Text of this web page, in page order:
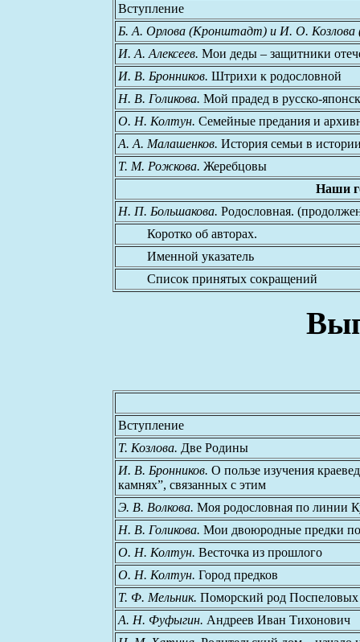
Вступление
Б. А. Орлова (Кронштадт) и И. О. Козлова
И. А. Алексеев. Мои деды – защитники
И. В. Бронников. Штрихи к родословной
Н. В. Голикова. Мой прадед в русско-
О. Н. Колтун. Семейные предания и
А. А. Малашенков. История семьи в
Т. М. Рожкова. Жеребцовы
Наши
Н. П. Большакова. Родословная.
Коротко об авторах.
Именной указатель
Список принятых сокращений
Вступление
Т. Козлова. Две Родины
И. В. Бронников. О пользе изучения
камнях”, связанных с этим
Э. В. Волкова. Моя родословная по линии
Н. В. Голикова. Мои двоюродные предки
О. Н. Колтун. Весточка из прошлого
О. Н. Колтун. Город предков
Т. Ф. Мельник. Поморский род Поспеловых
А. Н. Фуфыгин. Андреев Иван Тихонович